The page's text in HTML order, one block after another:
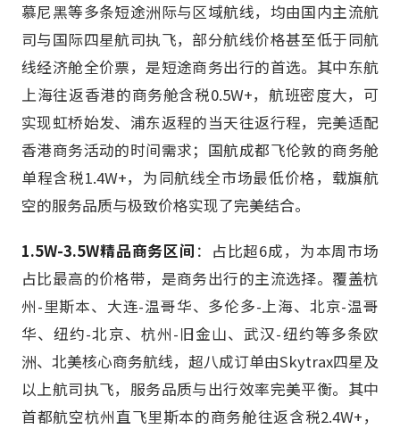
慕尼黑等多条短途洲际与区域航线，均由国内主流航
司与国际四星航司执飞，部分航线价格甚至低于同航
线经济舱全价票，是短途商务出行的首选。其中东航
上海往返香港的商务舱含税0.5W+，航班密度大，可
实现虹桥始发、浦东返程的当天往返行程，完美适配
香港商务活动的时间需求；国航成都飞伦敦的商务舱
单程含税1.4W+，为同航线全市场最低价格，载旗航
空的服务品质与极致价格实现了完美结合。
1.5W-3.5W精品商务区间 ：占比超6成，为本周市场
占比最高的价格带，是商务出行的主流选择。覆盖杭
州-里斯本、大连-温哥华、多伦多-上海、北京-温哥
华、纽约-北京、杭州-旧金山、武汉-纽约等多条欧
洲、北美核心商务航线，超八成订单由Skytrax四星及
以上航司执飞，服务品质与出行效率完美平衡。其中
首都航空杭州直飞里斯本的商务舱往返含税2.4W+，